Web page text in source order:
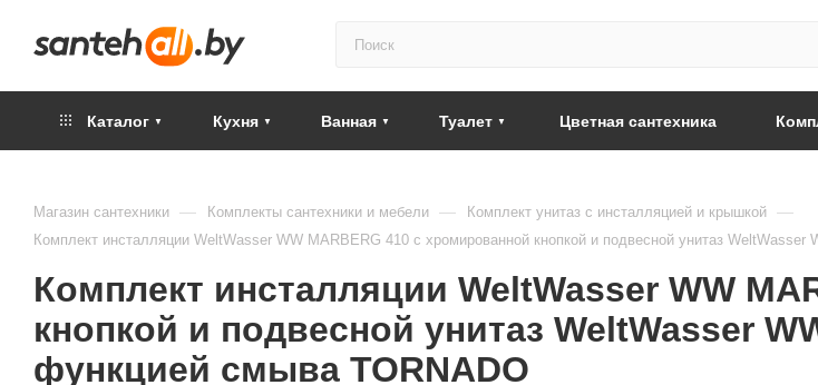
Каталог Кухня Ванная Туалет Цветная сантехника
Магазин сантехники — Комплекты сантехники и мебели — Комплект унитаз с инсталляцией и крышкой —
Комплект инсталляции WeltWasser WW MARBERG 410 с хромированной кнопкой и подвесной унитаз
Комплект инсталляции WeltWasser WW
кнопкой и подвесной унитаз WeltWasser
функцией смыва TORNADO